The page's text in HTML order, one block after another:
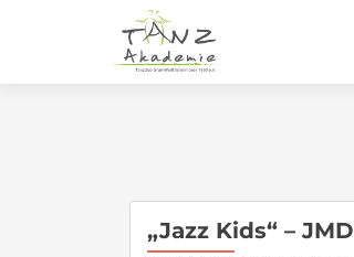
„Jazz Kids“ –